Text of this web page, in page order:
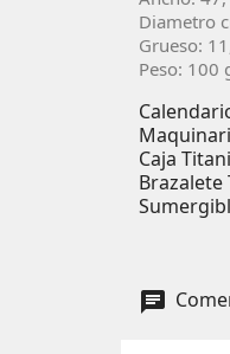
Diametro
Grueso:
Peso: 100
Caja
Brazalete